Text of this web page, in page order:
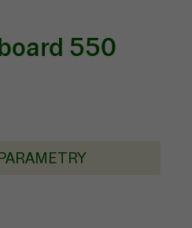
550
PARAMETRY